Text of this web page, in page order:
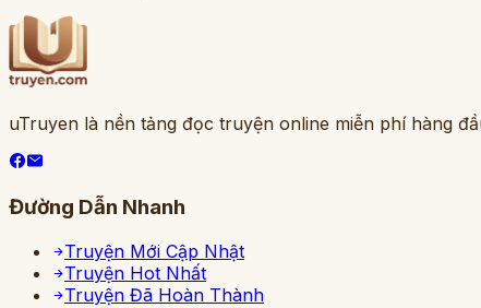
uTruyen là nền tảng đọc truyện online miễn phí hàng
Đường Dẫn Nhanh
Truyện Mới Cập Nhật
Truyện Hot Nhất
Truyện Đã Hoàn Thành